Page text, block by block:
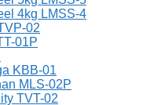
4kg LMSS-4
02
01P
KBB-01
MLS-02P
TVT-02